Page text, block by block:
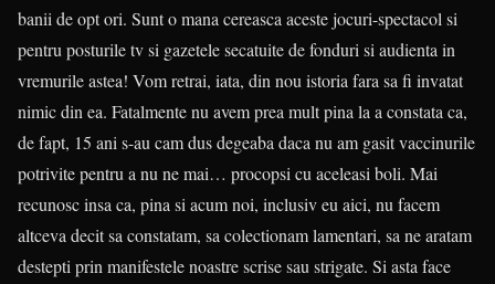
banii de opt ori. Sunt o mana cereasca aceste jocuri-spectacol si
pentru posturile tv si gazetele secatuite de fonduri si audienta in
vremurile astea! Vom retrai, iata, din nou istoria fara sa fi invatat
nimic din ea. Fatalmente nu avem prea mult pina la a constata ca,
de fapt, 15 ani s-au cam dus degeaba daca nu am gasit vaccinurile
potrivite pentru a nu ne mai… procopsi cu aceleasi boli. Mai
recunosc insa ca, pina si acum noi, inclusiv eu aici, nu facem
altceva decit sa constatam, sa colectionam lamentari, sa ne aratam
destepti prin manifestele noastre scrise sau strigate. Si asta face